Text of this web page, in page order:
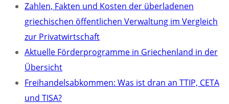
Zahlen, Fakten und Kosten der überladenen
griechischen öffentlichen Verwaltung im Vergleich
zur Privatwirtschaft
Aktuelle Förderprogramme in Griechenland in der
Übersicht
Freihandelsabkommen: Was ist dran an TTIP, CETA
und TISA?